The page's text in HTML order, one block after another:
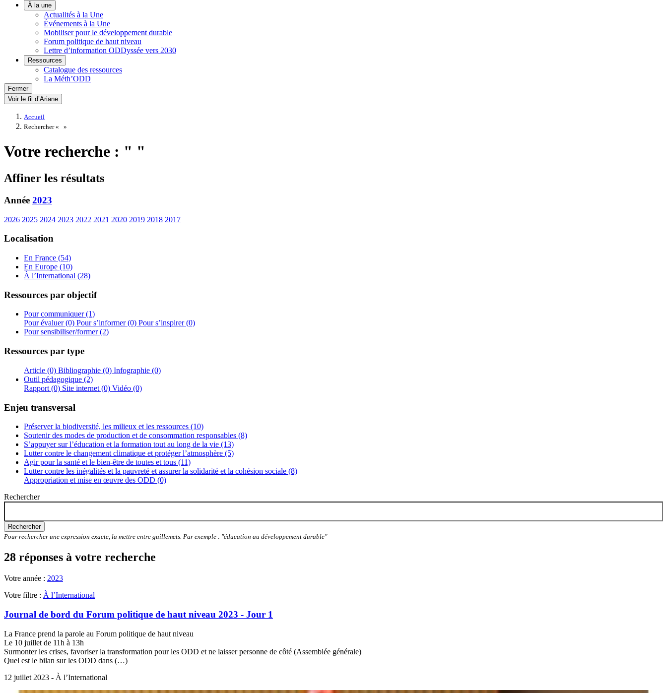
À la une
Actualités à la Une
Événements à la Une
Mobiliser pour le développement durable
Forum politique de haut niveau
Lettre d’information ODDyssée vers 2030
Ressources
Catalogue des ressources
La Méth’ODD
Fermer
Voir le fil d’Ariane
Accueil
Rechercher «
»
Votre recherche : " "
Affiner les résultats
Année 2023
2026 2025 2024 2023 2022 2021 2020 2019 2018 2017
Localisation
En France (54)
En Europe (10)
À l’International (28)
Ressources par objectif
Pour communiquer (1)
Pour évaluer (0) Pour s’informer (0) Pour s’inspirer (0)
Pour sensibiliser/former (2)
Ressources par type
Article (0) Bibliographie (0) Infographie (0)
Outil pédagogique (2)
Rapport (0) Site internet (0) Vidéo (0)
Enjeu transversal
Préserver la biodiversité, les milieux et les ressources (10)
Soutenir des modes de production et de consommation responsables (8)
S’appuyer sur l’éducation et la formation tout au long de la vie (13)
Lutter contre le changement climatique et protéger l’atmosphère (5)
Agir pour la santé et le bien-être de toutes et tous (11)
Lutter contre les inégalités et la pauvreté et assurer la solidarité et la cohésion sociale (8)
Appropriation et mise en œuvre des ODD (0)
Rechercher
Rechercher
Pour rechercher une expression exacte, la mettre entre guillemets. Par exemple : "éducation au développement durable"
28 réponses à votre recherche
Votre année : 2023
Votre filtre : À l’International
Journal de bord du Forum politique de haut niveau 2023 - Jour 1
La France prend la parole au Forum politique de haut niveau
Le 10 juillet de 11h à 13h
Surmonter les crises, favoriser la transformation pour les ODD et ne laisser personne de côté (Assemblée générale)
Quel est le bilan sur les ODD dans (…)
12 juillet 2023 - À l’International